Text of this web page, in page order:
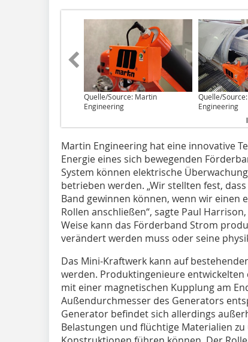
Quelle/Source: Martin
Engineering
Quelle/
Engineering
Martin Engineering hat eine innovative
Energie eines sich bewegenden
System können elektrische
betrieben werden. „Wir stellten fest,
Band gewinnen können, wenn wir
Rollen anschließen“, sagte Paul
Weise kann das Förderband Strom
verändert werden muss oder seine
Das Mini-Kraftwerk kann auf
werden. Produktingenieure
mit einer magnetischen Kupplung am
Außendurchmesser des Generators
Generator befindet sich allerdings
Belastungen und flüchtige Materialien